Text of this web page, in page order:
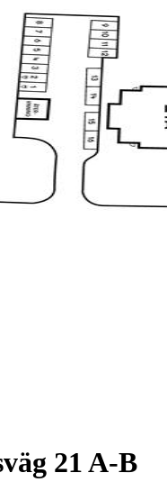
21 A-B